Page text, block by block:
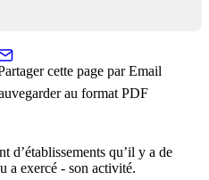
cette page par Email
au format PDF
d’établissements qu’il y a de
a exercé - son activité.